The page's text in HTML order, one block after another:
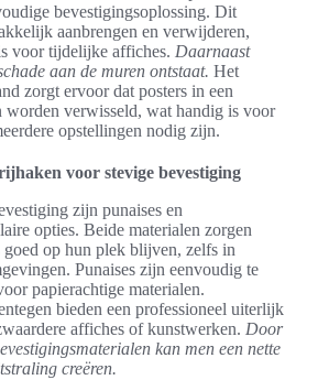
bevestigingsoplossing. Dit
aanbrengen en verwijderen,
voor tijdelijke affiches. Daarnaast
aan de muren ontstaat. Het
zorgt ervoor dat posters in een
worden verwisseld, wat handig is voor
opstellingen nodig zijn.
voor stevige bevestiging
zijn punaises en
opties. Beide materialen zorgen
goed op hun plek blijven, zelfs in
Punaises zijn eenvoudig te
papierachtige materialen.
bieden een professioneel uiterlijk
affiches of kunstwerken. Door
kan men een nette
creëren.